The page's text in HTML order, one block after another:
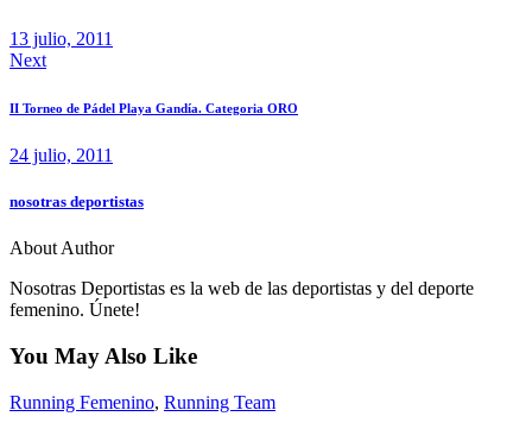
13 julio, 2011
Next
II Torneo de Pádel Playa Gandía. Categoria ORO
24 julio, 2011
nosotras deportistas
About Author
Nosotras Deportistas es la web de las deportistas y del deporte
femenino. Únete!
You May Also Like
Running Femenino, Running Team